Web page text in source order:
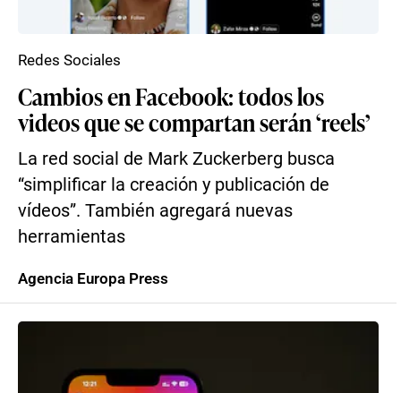
Cambios en Facebook: todos los
videos que se compartan serán ‘reels’
La red social de Mark Zuckerberg busca
“simplificar la creación y publicación de
vídeos”. También agregará nuevas
herramientas
Redes Sociales
Agencia Europa Press